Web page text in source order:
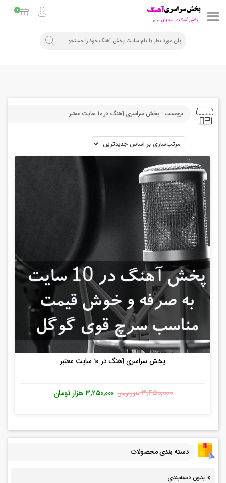
0
برچسب : پخش سراسری آهنگ در 10 سایت معتبر
پخش سراسری آهنگ در 10 سایت معتبر
۳,۴۵۰,۰۰۰ هزار تومان ۳,۲۵۰,۰۰۰هزار تومان
دسته بندی محصولات
بدون دسته‌بندی